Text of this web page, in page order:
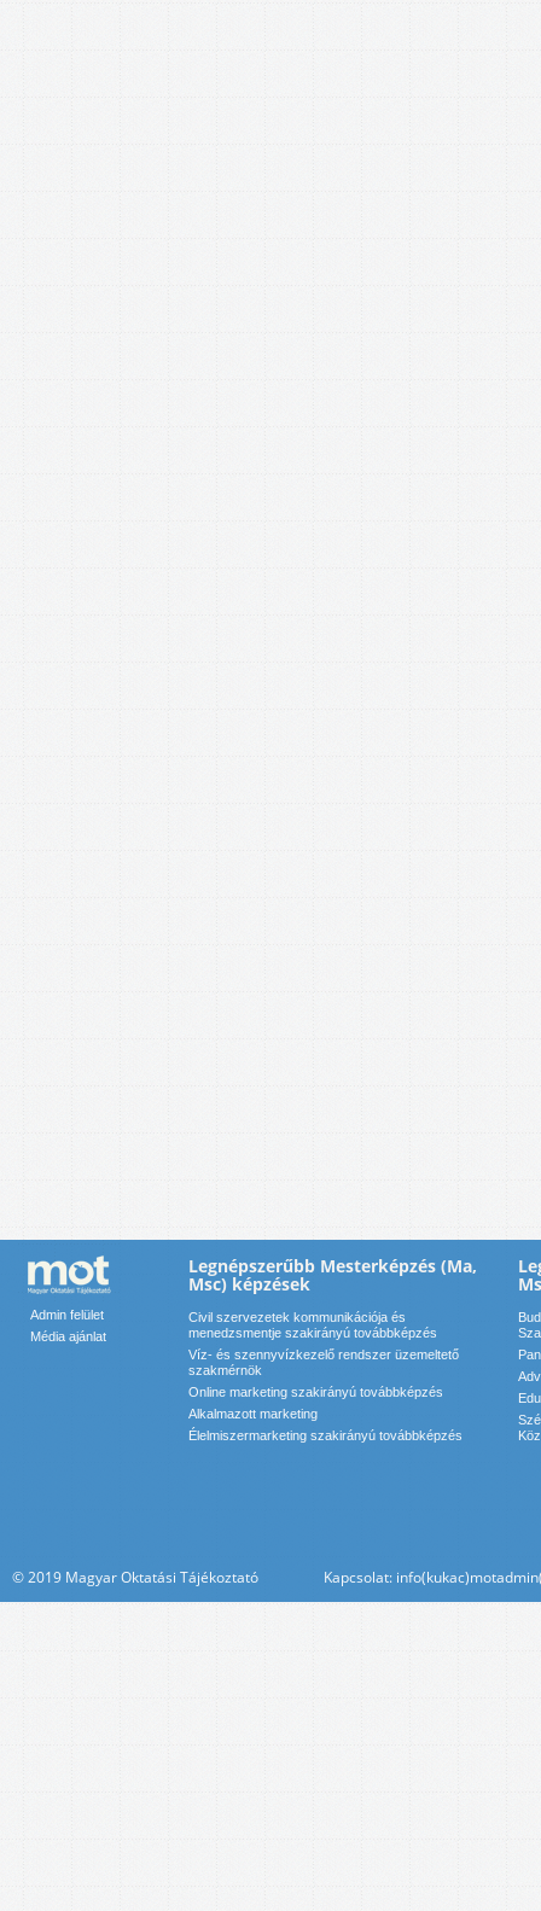
Admin felület
Média ajánlat
Legnépszerűbb Mesterképzés (Ma,
Msc) képzések
Civil szervezetek kommunikációja és
menedzsmentje szakirányú továbbképzés
Víz- és szennyvízkezelő rendszer üzemeltető
szakmérnök
Online marketing szakirányú továbbképzés
Alkalmazott marketing
Élelmiszermarketing szakirányú továbbképzés
© 2019 Magyar Oktatási Tájékoztató Kapcsolat: